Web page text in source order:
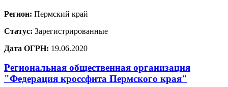
Регион: Пермский край
Статус: Зарегистрированные
Дата ОГРН: 19.06.2020
Региональная общественная организация
"Федерация кроссфита Пермского края"